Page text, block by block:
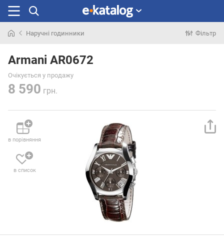
раніше
Наручні годинники Фільтр
Armani AR0672
Очікується у продажу
8 590 грн.
в порівняння
в список